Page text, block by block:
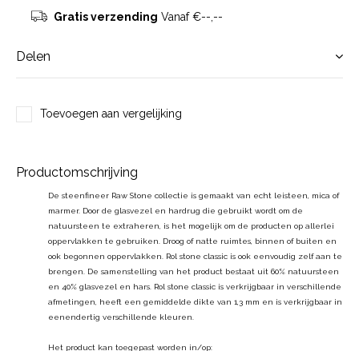
Gratis verzending Vanaf €--,--
Delen
Toevoegen aan vergelijking
Productomschrijving
De steenfineer Raw Stone collectie is gemaakt van echt leisteen, mica of
marmer. Door de glasvezel en hardrug die gebruikt wordt om de
natuursteen te extraheren, is het mogelijk om de producten op allerlei
oppervlakken te gebruiken. Droog of natte ruimtes, binnen of buiten en
ook begonnen oppervlakken. Rol stone classic is ook eenvoudig zelf aan te
brengen. De samenstelling van het product bestaat uit 60% natuursteen
en 40% glasvezel en hars. Rol stone classic is verkrijgbaar in verschillende
afmetingen, heeft een gemiddelde dikte van 1,3 mm en is verkrijgbaar in
eenendertig verschillende kleuren.
Het product kan toegepast worden in/op: